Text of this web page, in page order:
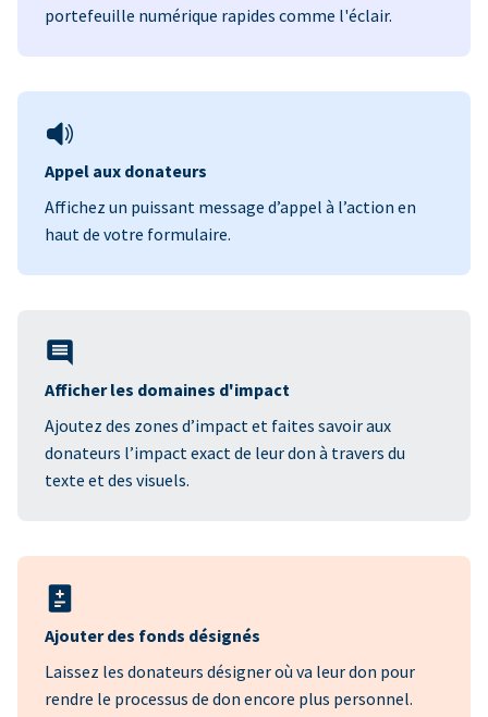
portefeuille numérique rapides comme l'éclair.
Appel aux donateurs
Affichez un puissant message d’appel à l’action en
haut de votre formulaire.
Afficher les domaines d'impact
Ajoutez des zones d’impact et faites savoir aux
donateurs l’impact exact de leur don à travers du
texte et des visuels.
Ajouter des fonds désignés
Laissez les donateurs désigner où va leur don pour
rendre le processus de don encore plus personnel.